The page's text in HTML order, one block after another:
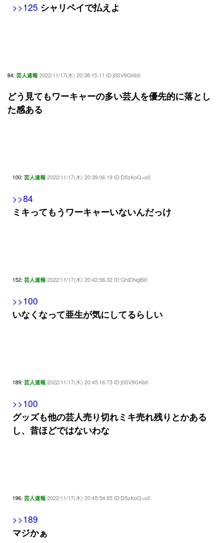
>>125 シャリペイで払えよ
84: 芸人速報 2022/11/17(木) 20:38:15.11 ID:j0SV9GKb0
どう見てもワーキャーの多い芸人を優先的に落とし
た感ある
100: 芸人速報 2022/11/17(木) 20:39:06.19 ID:D5zKoQ+o0
>>84
ミキってもうワーキャーいないんだっけ
152: 芸人速報 2022/11/17(木) 20:42:56.32 ID:QhlDNgBi0
>>100
いなくなって亜生が気にしてるらしい
189: 芸人速報 2022/11/17(木) 20:45:16.73 ID:j0SV9GKb0
>>100
グッズも他の芸人売り切れミキ売れ残りとかある
し、昔ほどではないわな
196: 芸人速報 2022/11/17(木) 20:45:54.95 ID:D5zKoQ+o0
>>189
マジかぁ